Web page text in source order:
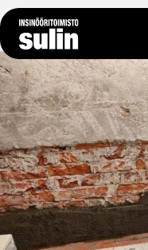
Siirry sisältöön